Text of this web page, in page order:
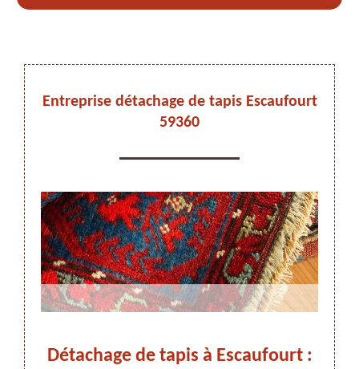
Entreprise détachage de tapis Escaufourt
59360
Détachage de tapis à Escaufourt :